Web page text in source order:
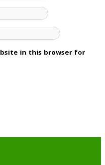
in this browser for